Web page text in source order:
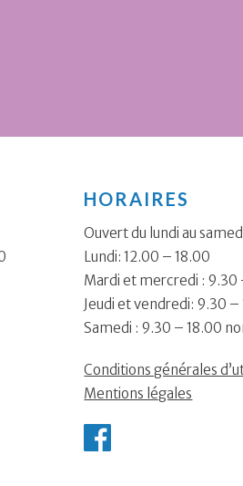
HORAIRES
Ouvert du lundi au
Lundi: 12.00 – 18.00
Mardi et mercredi : 9.30
Jeudi et vendredi: 9.30
Samedi : 9.30 – 18.00
Conditions générales
Mentions légales